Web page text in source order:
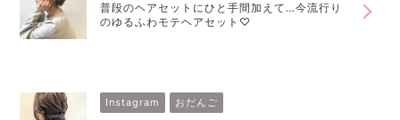
普段のヘアセットにひと手間加えて…今流行り
のゆるふわモテヘアセット♡
Instagram おだんご